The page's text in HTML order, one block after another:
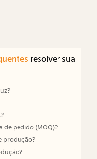
resolver sua
de pedido (MOQ)?
produção?